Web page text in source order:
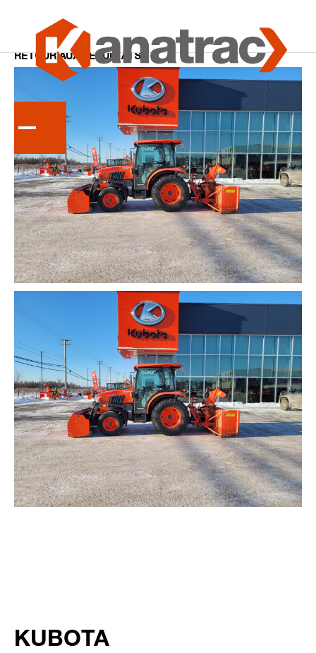
Tracteurs
RETOUR AUX RÉSULTATS
KUBOTA